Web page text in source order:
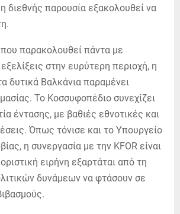
διεθνής παρουσία εξακολουθεί να
που παρακολουθεί πάντα με
στην ευρύτερη περιοχή, η
δυτικά Βαλκάνια παραμένει
Το Κοσσυφοπέδιο συνεχίζει
έντασης, με βαθιές εθνοτικές και
Όπως τόνισε και το Υπουργείο
η συνεργασία με την KFOR είναι
ειρήνη εξαρτάται από τη
δυνάμεων να φτάσουν σε